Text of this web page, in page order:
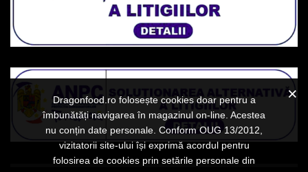
Dragonfood.ro folosește cookies doar pentru a
îmbunătăți navigarea în magazinul on-line. Acestea
nu conțin date personale. Conform OUG 13/2012,
vizitatorii site-ului își exprimă acordul pentru
folosirea de cookies prin setările personale din